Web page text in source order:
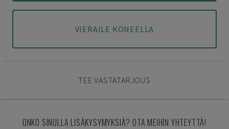
VIERAILE KONEELLA
TEE VASTATARJOUS
ONKO SINULLA LISÄKYSYMYKSIÄ? OTA MEIHIN YHTEYTTÄ!